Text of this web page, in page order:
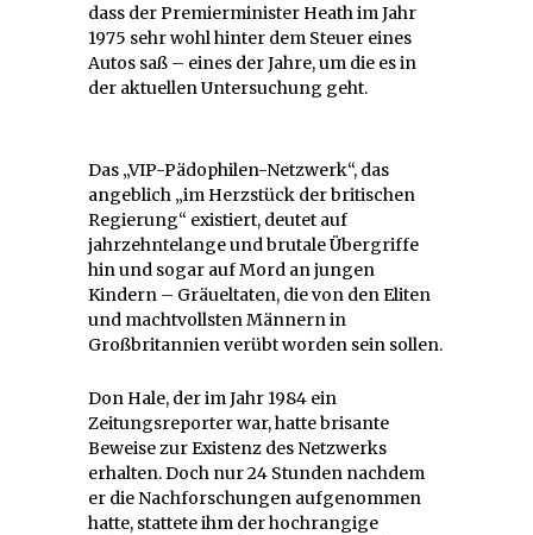
dass der Premierminister Heath im Jahr
1975 sehr wohl hinter dem Steuer eines
Autos saß – eines der Jahre, um die es in
der aktuellen Untersuchung geht.
Das „VIP-Pädophilen-Netzwerk“, das
angeblich „im Herzstück der britischen
Regierung“ existiert, deutet auf
jahrzehntelange und brutale Übergriffe
hin und sogar auf Mord an jungen
Kindern – Gräueltaten, die von den Eliten
und machtvollsten Männern in
Großbritannien verübt worden sein sollen.
Don Hale, der im Jahr 1984 ein
Zeitungsreporter war, hatte brisante
Beweise zur Existenz des Netzwerks
erhalten. Doch nur 24 Stunden nachdem
er die Nachforschungen aufgenommen
hatte, stattete ihm der hochrangige